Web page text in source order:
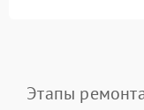
Этапы